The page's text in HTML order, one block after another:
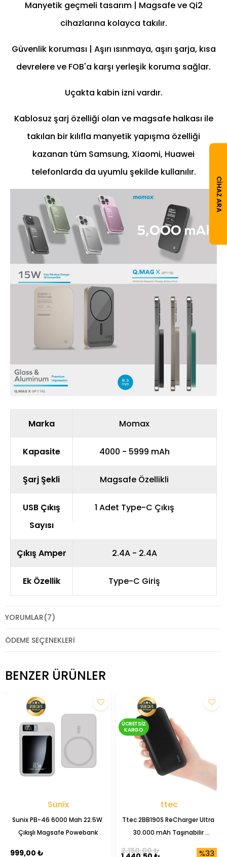
Manyetik geçmeli tasarım | Magsafe ve Qi2
cihazlarına kolayca takılır.
Güvenlik koruması | Aşırı ısınmaya, aşırı şarja, kısa
devrelere ve FOB'a karşı yerleşik koruma sağlar.
Uçakta kabin izni vardır.
Kablosuz şarj özelliği olan ve magsafe halkası ile
takılan bir kılıfla manyetik yapışma özelliği
kazanan tüm Samsung, Xiaomi, Huawei
telefonlarda da uyumlu şekilde kullanılır.
Marka Momax
Kapasite 4000 - 5999 mAh
Şarj Şekli Magsafe Özellikli
USB Çıkış
Sayısı
1 Adet Type-C Çıkış
Çıkış Amper 2.4A - 2.4A
Ek Özellik Type-C Giriş
YORUMLAR(7)
ÖDEME SEÇENEKLERI
BENZER ÜRÜNLER
Sunix
Sunix PB-46 6000 Mah 22.5W
Çıkışlı Magsafe Powebank
999,00 ₺
ttec
Ttec 2BB190S ReCharger Ultra
30.000 mAh Taşınabilir
ÜCRETSIZ
KARGO
%33
2.150,00 ₺
CIHAZ ARA